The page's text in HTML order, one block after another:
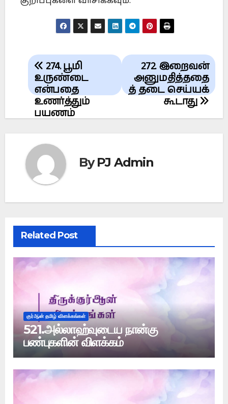
Post
navigation
272. இறைவன்
அனுமதித்ததை
த் தடை செய்யக்
கூடாது
274. பூமி
உருண்டை
என்பதை
உணர்த்தும்
பயணம்
ByPJ Admin
Related Post
குர்ஆன் தமிழ் விளக்கங்கள்
521.அல்லாஹ்வுடைய நான்கு
பண்புகளின் விளக்கம்